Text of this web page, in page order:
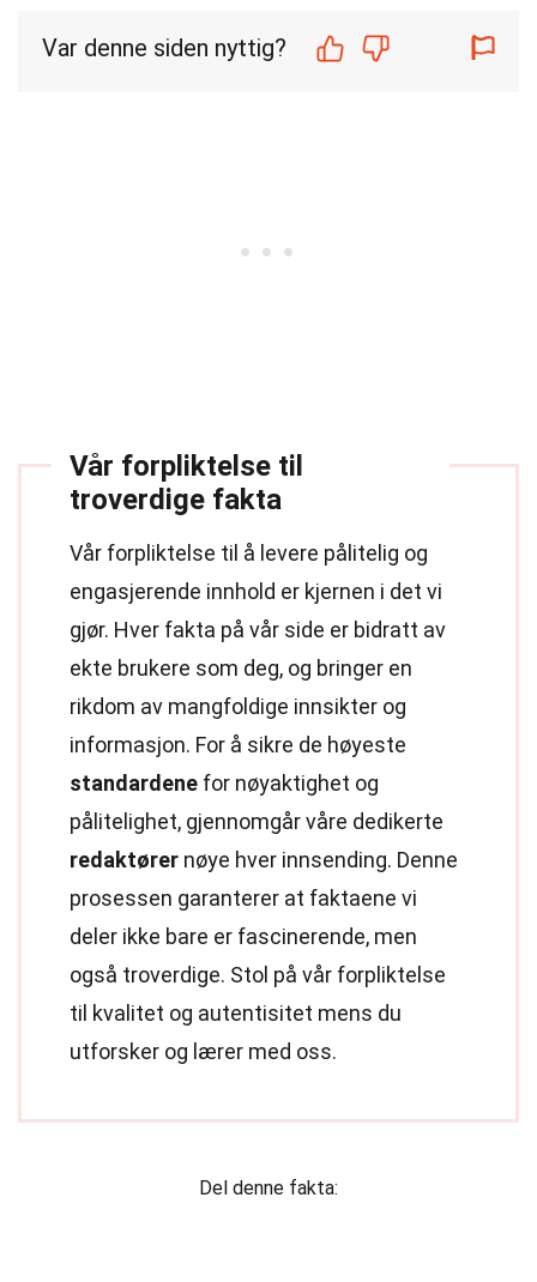
Var denne siden nyttig?
Vår forpliktelse til
troverdige fakta
Vår forpliktelse til å levere pålitelig og
engasjerende innhold er kjernen i det vi
gjør. Hver fakta på vår side er bidratt av
ekte brukere som deg, og bringer en
rikdom av mangfoldige innsikter og
informasjon. For å sikre de høyeste
standardene for nøyaktighet og
pålitelighet, gjennomgår våre dedikerte
redaktører nøye hver innsending. Denne
prosessen garanterer at faktaene vi
deler ikke bare er fascinerende, men
også troverdige. Stol på vår forpliktelse
til kvalitet og autentisitet mens du
utforsker og lærer med oss.
Del denne fakta: